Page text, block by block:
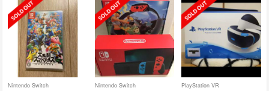
Nintendo Switch Nintendo Switch PlayStation VR